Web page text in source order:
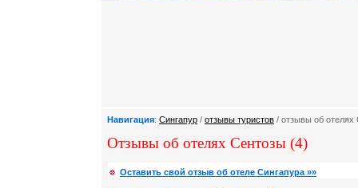
Навигация: Сингапур / отзывы туристов / отзывы об отелях
Отзывы об отелях Сентозы (4)
Оставить свой отзыв об отеле Сингапура »»